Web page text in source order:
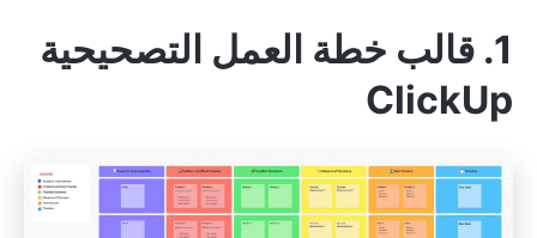
1. قالب خطة العمل التصحيحية
ClickUp